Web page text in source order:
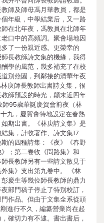
師及師母馮月華教員，都是
年級，中學結業后，又一路
在北年夜，馮教員在北師年
口中的高頻詞。聚會場地因
了一份親近感。更榮幸的
長教師詩文集的機緣，我得
學的風范，幾多補充了在校
別燕園，到鄰接的清華年夜
庚師長教師出書詩文集，很
師預設的時光，顛末近四年
95歲華誕慶賀會前夜（林
九，慶賀會特地設定在春熱
期出書。《林庚詩文集》是
集，計收著作、詩文集17
的四種詩集：《夜》《春野
；第二卷收《問路集》和
長教師另有一些詩文散見于
集》支出第九卷中。 《林
慶生等幾位師長教師的鼎力
部門稿子停止了特別校訂，
作品。但由于文集全系從頭
進行不久，編纂營業尚在起
確切力有不逮。書出書后，